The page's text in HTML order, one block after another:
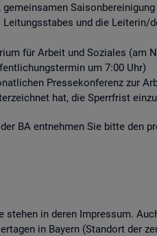
und die
für Ar­beit und So­zia­les (am
um 7:00 Uhr)
Pres­se­kon­fe­renz zur
hat, die Sperr­frist
BA ent­neh­men Sie bitte den
in deren Im­pres­sum.
in Bay­ern (Stand­ort der